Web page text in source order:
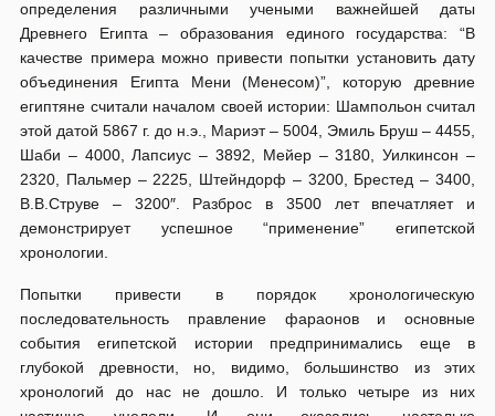
определения различными учеными важнейшей даты
Древнего Египта – образования единого государства: “В
качестве примера можно привести попытки установить дату
объединения Египта Мени (Менесом)”, которую древние
египтяне считали началом своей истории: Шампольон считал
этой датой 5867 г. до н.э., Мариэт – 5004, Эмиль Бруш – 4455,
Шаби – 4000, Лапсиус – 3892, Мейер – 3180, Уилкинсон –
2320, Пальмер – 2225, Штейндорф – 3200, Брестед – 3400,
В.В.Струве – 3200″. Разброс в 3500 лет впечатляет и
демонстрирует успешное “применение” египетской
хронологии.
Попытки привести в порядок хронологическую
последовательность правление фараонов и основные
события египетской истории предпринимались еще в
глубокой древности, но, видимо, большинство из этих
хронологий до нас не дошло. И только четыре из них